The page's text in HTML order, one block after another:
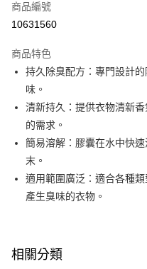
信用卡一次付款
LINE Pay
Apple Pay
街口支付
悠遊付
Google Pay
AFTEE先享後付
AFTEE先享後付是「在收到商品
便利好安心！
商品編號
10631560
商品特色
持久除臭配方：專門設計
味。
清新持久：提供衣物清新
的需求。
簡易溶解：膠囊在水中快
末。
適用範圍廣泛：適合各種
產生臭味的衣物。
相關分類